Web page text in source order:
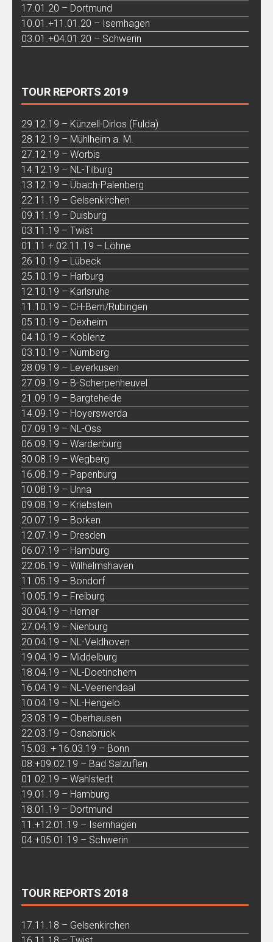
17.01.20 – Dortmund
10.01.+11.01.20 – Isernhagen
03.01.+04.01.20 – Schwerin
TOUR REPORTS 2019
29.12.19 – Künzell-Dirlos (Fulda)
28.12.19 – Mühlheim a. M.
27.12.19 – Worbis
14.12.19 – NL-Tilburg
13.12.19 – Übach-Palenberg
22.11.19 – Gelsenkirchen
09.11.19 – Duisburg
03.11.19 – Twist
01.11 + 02.11.19 – Löhne
26.10.19 – Lübeck
25.10.19 – Harburg
12.10.19 – Karlsruhe
11.10.19 – CH-Bern/Rubingen
05.10.19 – Dexheim
04.10.19 – Koblenz
03.10.19 – Nürnberg
28.09.19 – Leverkusen
27.09.19 – B-Scherpenheuvel
21.09.19 – Bargteheide
14.09.19 – Hoyerswerda
07.09.19 – NL-Oss
06.09.19 – Wardenburg
30.08.19 – Wegberg
16.08.19 – Papenburg
10.08.19 – Unna
09.08.19 – Kriebstein
20.07.19 – Borken
12.07.19 – Dresden
06.07.19 – Hamburg
22.06.19 – Wilhelmshaven
11.05.19 – Bondorf
10.05.19 – Freiburg
30.04.19 – Hemer
27.04.19 – Nienburg
20.04.19 – NL-Veldhoven
19.04.19 – Middelburg
18.04.19 – NL-Doetinchem
16.04.19 – NL-Veenendaal
10.04.19 – NL-Hengelo
23.03.19 – Oberhausen
22.03.19 – Osnabrück
15.03. + 16.03.19 – Bonn
08.+09.02.19 – Bad Salzuflen
01.02.19 – Wahlstedt
19.01.19 – Hamburg
18.01.19 – Dortmund
11.+12.01.19 – Isernhagen
04.+05.01.19 – Schwerin
TOUR REPORTS 2018
17.11.18 – Gelsenkirchen